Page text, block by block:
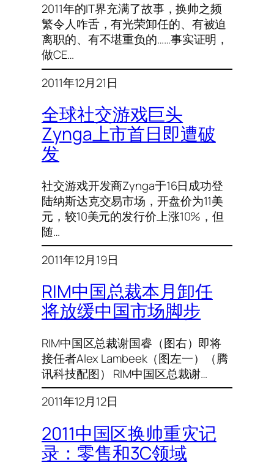
2011年的IT界充满了故事，换帅之频
繁令人咋舌，有光荣卸任的、有被迫
离职的、有不堪重负的……事实证明，
做CE…
2011年12月21日
全球社交游戏巨头
Zynga上市首日即遭破
发
社交游戏开发商Zynga于16日成功登
陆纳斯达克交易市场，开盘价为11美
元，较10美元的发行价上涨10%，但
随…
2011年12月19日
RIM中国总裁本月卸任
将放缓中国市场脚步
RIM中国区总裁谢国睿（图右）即将
接任者Alex Lambeek（图左一）（腾
讯科技配图） RIM中国区总裁谢…
2011年12月12日
2011中国区换帅重灾记
录：零售和3C领域